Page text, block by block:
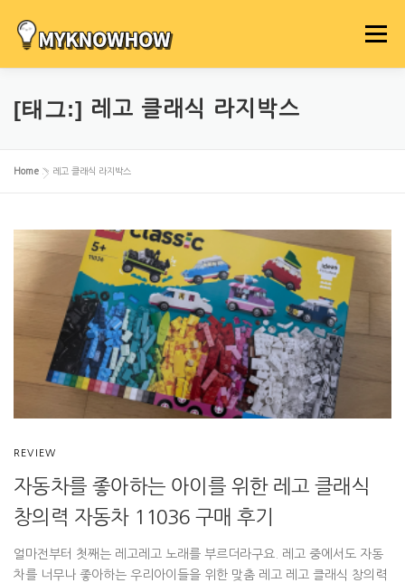
로
메뉴
[태그:] 레고 클래식 라지박스
Home » 레고 클래식 라지박스
REVIEW
자동차를 좋아하는 아이를 위한 레고 클래식
창의력 자동차 11036 구매 후기
얼마전부터 첫째는 레고레고 노래를 부르더라구요. 레고 중에서도 자동
차를 너무나 좋아하는 우리아이들을 위한 맞춤 레고 레고 클래식 창의력